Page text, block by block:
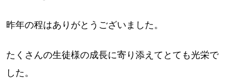
昨年の程はありがとうございました。
たくさんの生徒様の成長に寄り添えてとても光栄で
した。